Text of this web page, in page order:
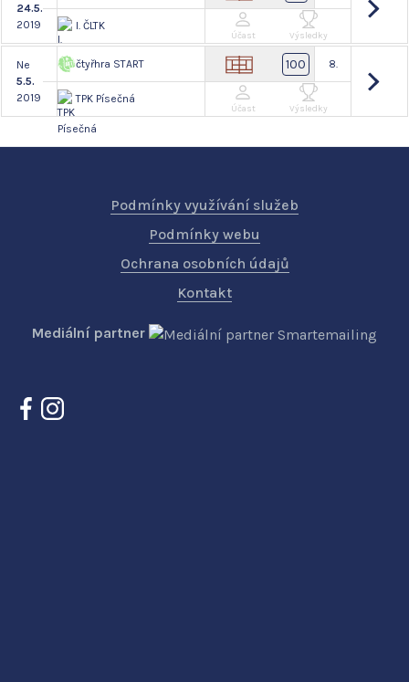
24.5.
2019
I. ČLTK
Účast Výsledky
Ne
5.5.
2019
čtyřhra START
TPK Písečná
100 8.
Účast Výsledky
Podmínky využívání služeb
Podmínky webu
Ochrana osobních údajů
Kontakt
Mediální partner